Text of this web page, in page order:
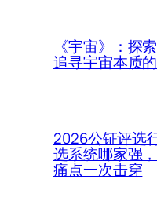
《宇宙》：探
追寻宇宙本质的
2026公钲评选
选系统哪家强
痛点一次击穿